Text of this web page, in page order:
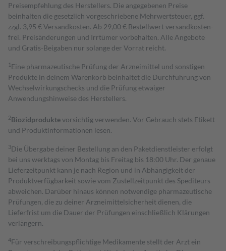
Preisempfehlung des Herstellers. Die angegebenen Preise
beinhalten die gesetzlich vorgeschriebene Mehrwertsteuer, ggf.
zzgl. 3,95 € Versandkosten. Ab 29,00 € Bestell­wert versand­kosten­
frei. Preisänderungen und Irrtümer vorbehalten. Alle Angebote
und Gratis-Beigaben nur solange der Vorrat reicht.
1 Eine pharmazeutische Prüfung der Arzneimittel und sonstigen
Produkte in deinem Warenkorb beinhaltet die Durchführung von
Wechselwirkungschecks und die Prüfung etwaiger
Anwendungshinweise des Herstellers.
2Biozidproduktevorsichtig verwenden. Vor Gebrauch stets Etikett
und Produktinformationen lesen.
3Die Übergabe deiner Bestellung an den Paketdienstleister erfolgt
bei uns werktags von Montag bis Freitag bis 18:00 Uhr. Der genaue
Lieferzeitpunkt kann je nach Region und in Abhängigkeit der
Produktverfügbarkeit sowie vom Zustellzeitpunkt des Spediteurs
abweichen. Darüber hinaus können notwendige pharmazeutische
Prüfungen, die zu deiner Arzneimittelsicherheit dienen, die
Lieferfrist um die Dauer der Prüfungen einschließlich Klärungen
verlängern.
4Für verschreibungspflichtige Medikamente stellt der Arzt ein